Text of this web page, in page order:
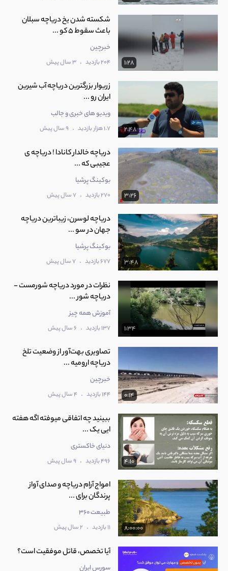
1:28
شکسته شدن یخ دریاچه سبلان
باعث سقوط 5 کو ...
خبرچین
204 بازدید . 3 سال پیش
2:48
زریوار بزرگترین دریاچه آب شیرین
ایران رو ...
ویدیو های خبری و جالب
1.7 هزار بازدید . 9 سال پیش
3:26
دریاچه خالدار کانادا ! دریاچه ی
عجیبی که ...
بوکینگ پرشیا
270 بازدید . 7 سال پیش
3:48
دریاچه لوسرن، زیباترین دریاچه
جهان در سو ...
بوکینگ پرشیا
677 بازدید . 7 سال پیش
1:34
نظرات در مورد دریاچه شورمست -
دریاچه شور ...
آموزش همه چیز
137 بازدید . 6 سال پیش
0:14
تصاویری بهت‌آور از وضعیت تلخ
دریاچه ارومیه ...
خبرچین
144 بازدید . 4 سال پیش
4:10
‫ببینید چه اتفاقی میوفته اگه هفته
ایی یک ...
دنیای خاکستری
496 بازدید . 9 سال پیش
8:00:00
امواج آرام دریاچه و صدای آواز
پرندگان برای ...
طبیعت 360
11 بازدید . 2 سال پیش
آیا تخصص، قاتل موفقیت است؟
سورس ایران